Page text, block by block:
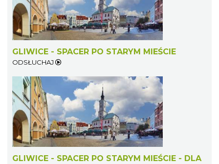
GLIWICE - SPACER PO STARYM MIEŚCIE
ODSŁUCHAJ
GLIWICE - SPACER PO STARYM MIEŚCIE - DLA